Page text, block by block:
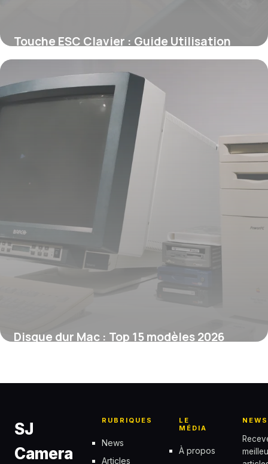
Touche ESC Clavier : Guide Utilisation
2026
11 juin 2026
Disque dur Mac : Top 15 modèles 2026
SJ
Camera
RUBRIQUES
News
Articles
LE
MÉDIA
À propos